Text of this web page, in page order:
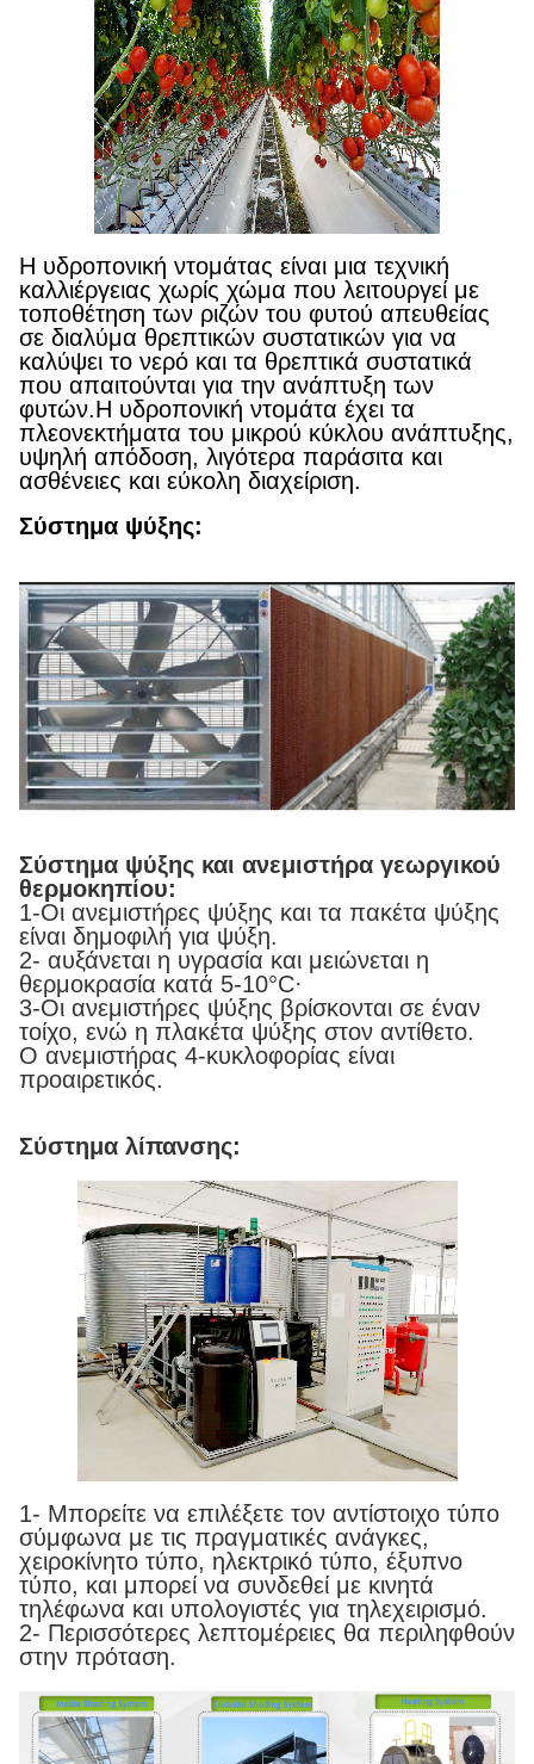
Η υδροπονική ντομάτας είναι μια τεχνική
καλλιέργειας χωρίς χώμα που λειτουργεί με
τοποθέτηση των ριζών του φυτού απευθείας
σε διαλύμα θρεπτικών συστατικών για να
καλύψει το νερό και τα θρεπτικά συστατικά
που απαιτούνται για την ανάπτυξη των
φυτών.Η υδροπονική ντομάτα έχει τα
πλεονεκτήματα του μικρού κύκλου ανάπτυξης,
υψηλή απόδοση, λιγότερα παράσιτα και
ασθένειες και εύκολη διαχείριση.
Σύστημα ψύξης:
Σύστημα ψύξης και ανεμιστήρα γεωργικού
θερμοκηπίου:
1-Οι ανεμιστήρες ψύξης και τα πακέτα ψύξης
είναι δημοφιλή για ψύξη.
2- αυξάνεται η υγρασία και μειώνεται η
θερμοκρασία κατά 5-10°C·
3-Οι ανεμιστήρες ψύξης βρίσκονται σε έναν
τοίχο, ενώ η πλακέτα ψύξης στον αντίθετο.
Ο ανεμιστήρας 4-κυκλοφορίας είναι
προαιρετικός.
Σύστημα λίπανσης:
1- Μπορείτε να επιλέξετε τον αντίστοιχο τύπο
σύμφωνα με τις πραγματικές ανάγκες,
χειροκίνητο τύπο, ηλεκτρικό τύπο, έξυπνο
τύπο, και μπορεί να συνδεθεί με κινητά
τηλέφωνα και υπολογιστές για τηλεχειρισμό.
2- Περισσότερες λεπτομέρειες θα περιληφθούν
στην πρόταση.